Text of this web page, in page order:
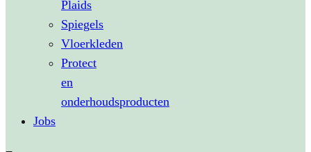
Plaids
Spiegels
Vloerkleden
Protect
en
onderhoudsproducten
Jobs